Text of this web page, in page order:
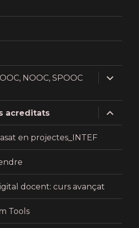
NOOC, SPOOC
expand
child
acreditats
expand
child
menu
en projectes_INTEF
docent: curs avançat
Tools